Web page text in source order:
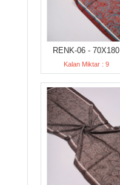
RENK-06 - 70X180
Kalan Miktar : 9